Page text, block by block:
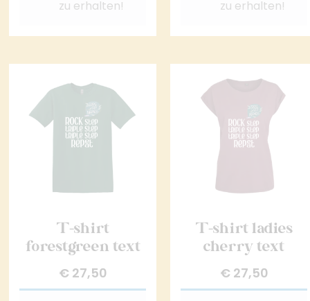
zu erhalten!
zu erhalten!
T-shirt
forestgreen text
€ 27,50
T-shirt ladies
cherry text
€ 27,50